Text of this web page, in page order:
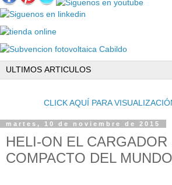
CLICK AQUÍ PARA
martes, 10 de noviembre de 2015
HELI-ON EL
COMPACTO DEL MUNDO